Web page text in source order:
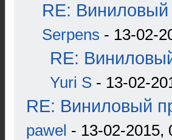
RE: Виниловый
Serpens - 13-02-
RE:
Yuri S - 13-02-
RE: Виниловый
pawel - 13-02-2015,